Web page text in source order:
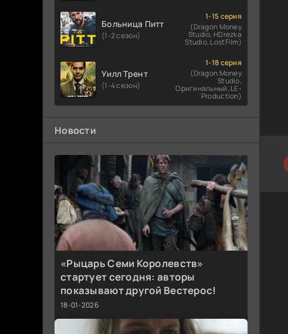
Больница Питт
(1-2 сезон)
1-15 серия
(Dragon Money
Studio, HDrezka
Studio, LostFilm)
Уилл Трент
(1-4 сезон)
1-18 серия
(Dragon Money
Studio,
Оригинальный, LE-
Production)
Новости
«Рыцарь Семи Королевств»
стартует сегодня: авторы
показывают другой Вестерос!
18-01-2026